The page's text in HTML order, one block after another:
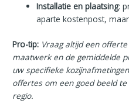
Installatie en plaatsing:
aparte kostenpost,
Pro-tip: Vraag altijd een
maatwerk en de gemiddelde
uw specifieke
offertes om een goed beeld
regio.